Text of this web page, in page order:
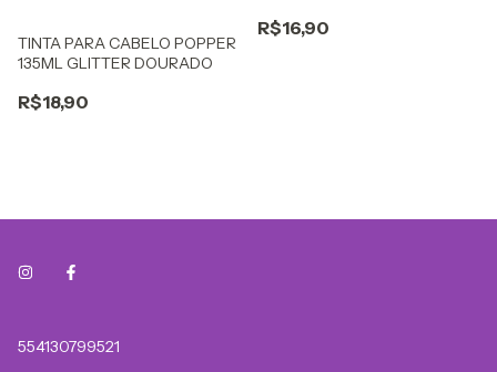
TINTA PARA CABELO POPPER
135ML GLITTER DOURADO
R$18,90
R$16,90
554130799521